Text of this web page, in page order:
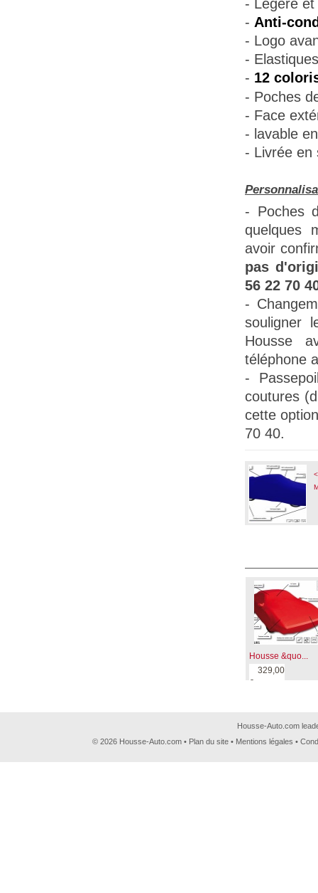
- Légère
- Anti-
- Logo
-
- 12
- Poches
- Face
- lavable
- Livrée en
- Poches
quelques
avoir
pas
56 22 70
-
souligner
Housse
téléphone
-
coutures
cette
70 40.
Housse &quo...
329,00
€
Housse-Auto.com
© 2026 Housse-Auto.com • Plan du site • Mentions légales •